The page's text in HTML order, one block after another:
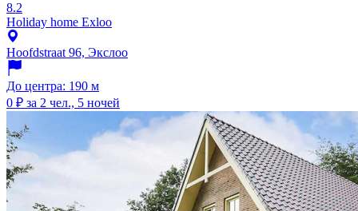
8.2
Holiday home Exloo
Hoofdstraat 96, Экслоо
До центра: 190 м
0 ₽ за 2 чел., 5 ночей